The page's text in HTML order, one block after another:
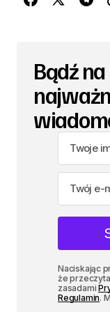
Bądź
Naciskając
że
zasadami
Regulamin.